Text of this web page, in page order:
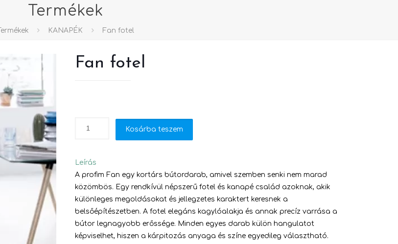
Termékek
Termékek KANAPÉK Fan fotel
Fan fotel
Kosárba teszem
Leírás
A profim Fan egy kortárs bútordarab, amivel szemben senki nem marad
közömbös. Egy rendkívül népszerű fotel és kanapé család azoknak, akik
különleges megoldásokat és jellegzetes karaktert keresnek a
belsőépítészetben. A fotel elegáns kagylóalakja és annak precíz varrása a
bútor legnagyobb erőssége. Minden egyes darab külön hangulatot
képviselhet, hiszen a kárpitozás anyaga és színe egyedileg választható.